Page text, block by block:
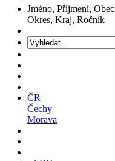
Jméno, Příjmení, Obec
Okres, Kraj, Ročník
ČR
Čechy
Morava